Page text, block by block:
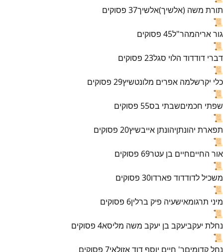
תורת משה (אלשיך)אלשיך37 פסוקים
📜
גור אריהמהר"ל45 פסוקים
📜
דברי דודדוד הלוי סגל23 פסוקים
📜
כלי יקרשלמה אפרים מלונטשיץ29 פסוקים
📜
שפתי חכמיםשבתי בס55 פסוקים
📜
תפארת יהונתןיהונתן אייבשיץ20 פסוקים
📜
אור החייםחיים בן עטר69 פסוקים
📜
משכיל לדודדוד פארדו30 פסוקים
📜
מיני תרגומאישעיה פיק ברלין6 פסוקים
📜
נחלת יעקביעקב בן יעקב משה מליסא4 פסוקים
📜
נחל קדומיםר' חיים יוסף דוד אזולאי7 פסוקים